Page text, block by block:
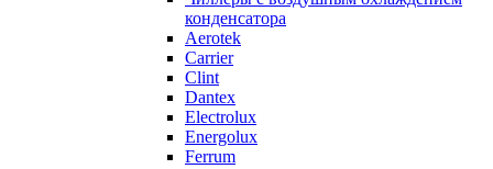
конденсатора
Aerotek
Carrier
Clint
Dantex
Electrolux
Energolux
Ferrum